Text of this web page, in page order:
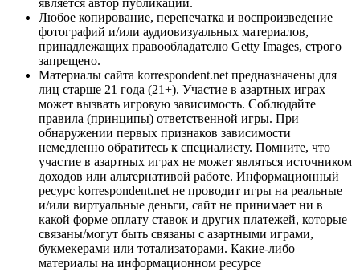
Любое копирование, перепечатка и воспроизведение
фотографий и/или аудиовизуальных материалов,
принадлежащих правообладателю Getty Images, строго
запрещено.
Материалы сайта korrespondent.net предназначены для
лиц старше 21 года (21+). Участие в азартных играх
может вызвать игровую зависимость. Соблюдайте
правила (принципы) ответственной игры. При
обнаружении первых признаков зависимости
немедленно обратитесь к специалисту. Помните, что
участие в азартных играх не может являться источником
доходов или альтернативой работе. Информационный
ресурс korrespondent.net не проводит игры на реальные
и/или виртуальные деньги, сайт не принимает ни в
какой форме оплату ставок и других платежей, которые
связаны/могут быть связаны с азартными играми,
букмекерами или тотализаторами. Какие-либо
материалы на информационном ресурсе